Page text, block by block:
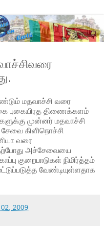
மதவாச்சி வரை
புகையிரத திணைக்களம்
முன்னர் மதவாச்சி
சேவை கிளிநொச்சி
வரை
தற்போது அச்சேவையை
குறைபாடுகள் நிமிர்த்தம்
வேண்டியுள்ளதாக
2009